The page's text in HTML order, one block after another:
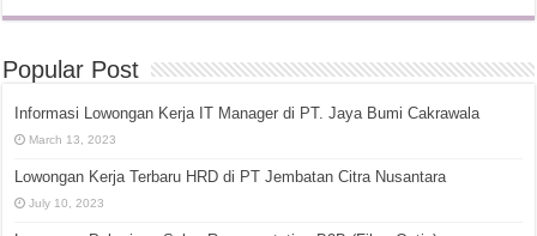
Popular Post
Informasi Lowongan Kerja IT Manager di PT. Jaya Bumi Cakrawala
March 13, 2023
Lowongan Kerja Terbaru HRD di PT Jembatan Citra Nusantara
July 10, 2023